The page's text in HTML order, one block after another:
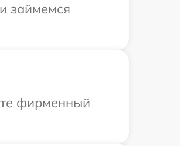
займемся
фирменный